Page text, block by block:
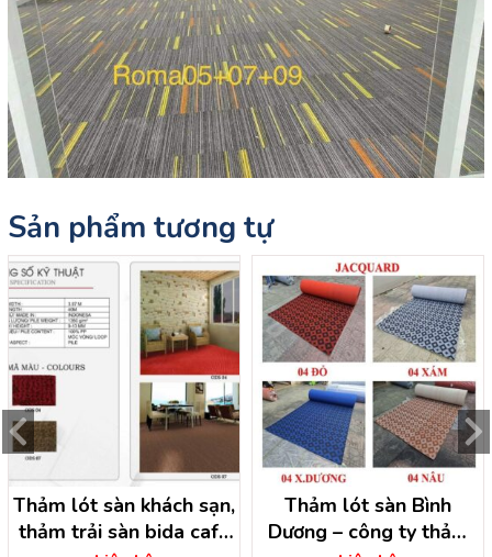
Sản phẩm tương tự
Thảm lót sàn khách sạn,
thảm trải sàn bida cafe
Thảm lót sàn Bình
Dương – công ty thảm